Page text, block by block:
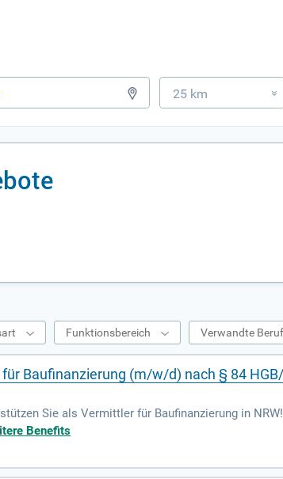
25 km »
Funktionsbereich Verwandte
Baufinanzierung (m/w/d) nach § 84
Sie als Vermittler für Baufinanzierung in
Aufgabe ist die Betreuung selbständiger
und bedarfsorientierte Beratung. Zudem
für Finanzierungslösungen stehen Sie Ihren
Benefits